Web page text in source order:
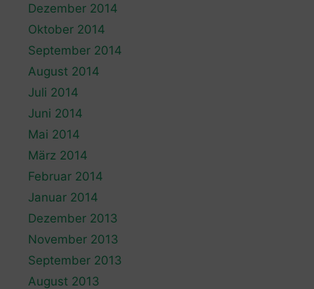
Dezember 2014
Oktober 2014
September 2014
August 2014
Juli 2014
Juni 2014
Mai 2014
März 2014
Februar 2014
Januar 2014
Dezember 2013
November 2013
September 2013
August 2013